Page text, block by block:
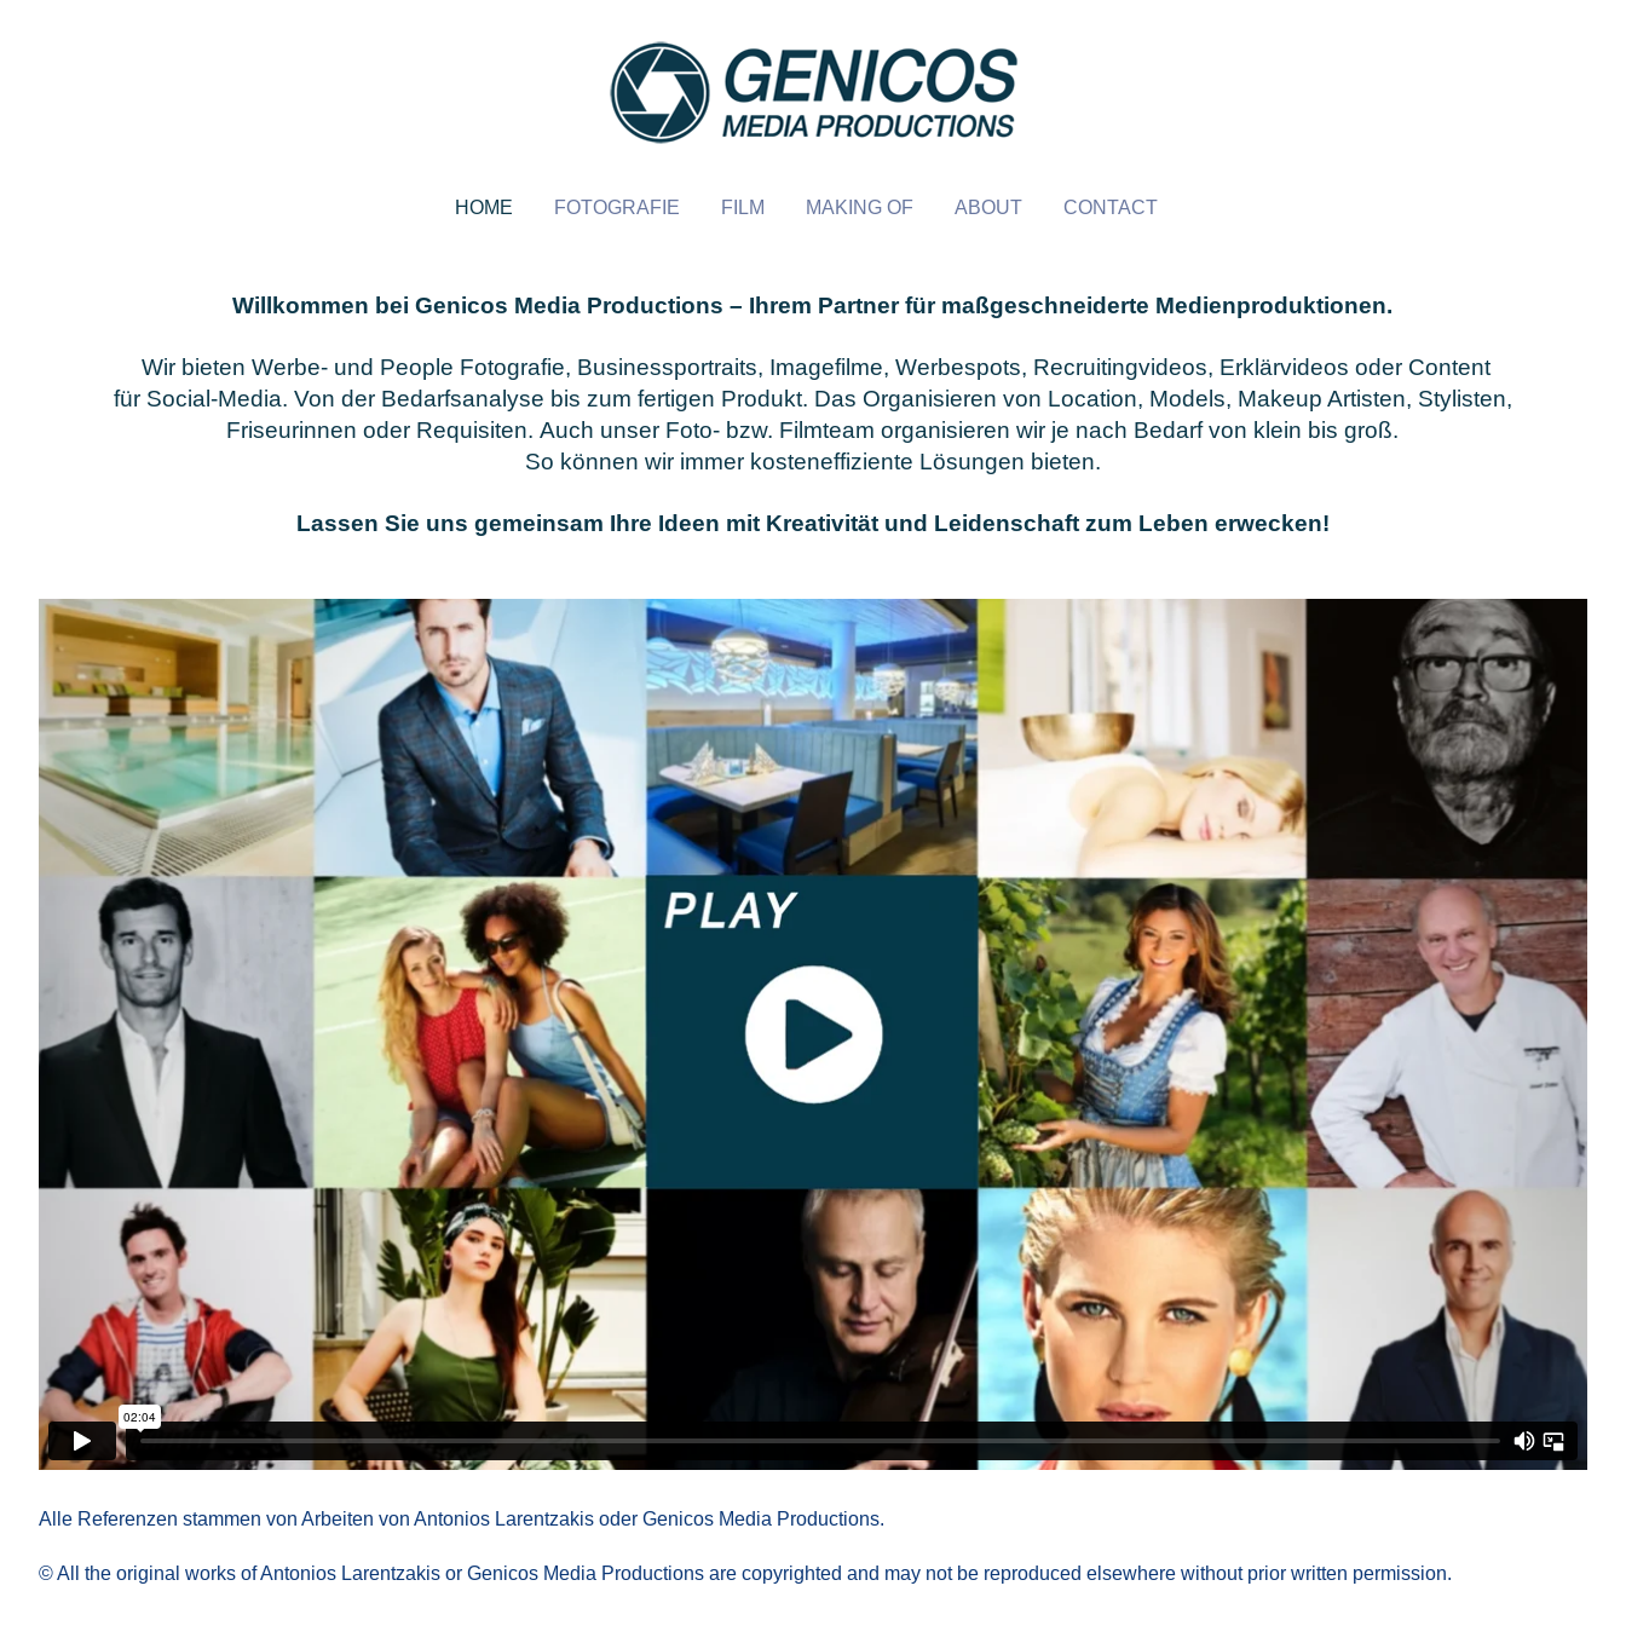
HOME FOTOGRAFIE FILM MAKING OF ABOUT CONTACT
Willkommen bei Genicos Media Productions – Ihrem Partner für maßgeschneiderte Medienproduktionen.
Wir bieten Werbe- und People Fotografie, Businessportraits, Imagefilme, Werbespots, Recruitingvideos, Erklärvideos oder Content
für Social-Media. Von der Bedarfsanalyse bis zum fertigen Produkt. Das Organisieren von Location, Models, Makeup Artisten, Stylisten,
Friseurinnen oder Requisiten.Auch unser Foto- bzw. Filmteam organisieren wir je nach Bedarf von klein bis groß.
So können wir immer kosteneffiziente Lösungen bieten.
Lassen Sie uns gemeinsam Ihre Ideen mit Kreativität und Leidenschaft zum Leben erwecken!
Alle Referenzen stammen von Arbeiten von Antonios Larentzakis oder Genicos Media Productions.
© All the original works of Antonios Larentzakis or Genicos Media Productions are copyrighted and may not be reproduced elsewhere without prior written permission.